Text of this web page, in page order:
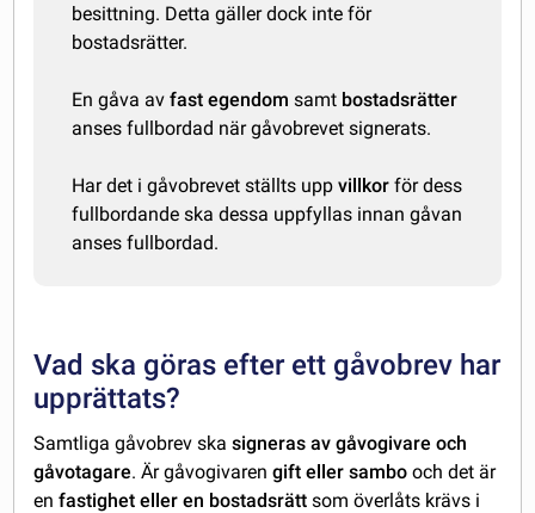
besittning. Detta gäller dock inte för
bostadsrätter.
En gåva avfast egendom samt bostadsrätter
anses fullbordad när gåvobrevet signerats.
Har det i gåvobrevet ställts uppvillkor för dess
fullbordande ska dessa uppfyllas innan gåvan
anses fullbordad.
Vad ska göras efter ett gåvobrev har
upprättats?
Samtliga gåvobrev skasigneras av gåvogivare och
gåvotagare. Är gåvogivarengift eller sambo och det är
enfastighet eller en bostadsrättsom överlåts krävs i